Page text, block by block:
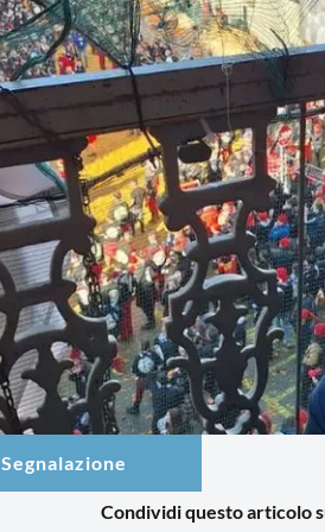
Segnalazione
Condividi questo articolo